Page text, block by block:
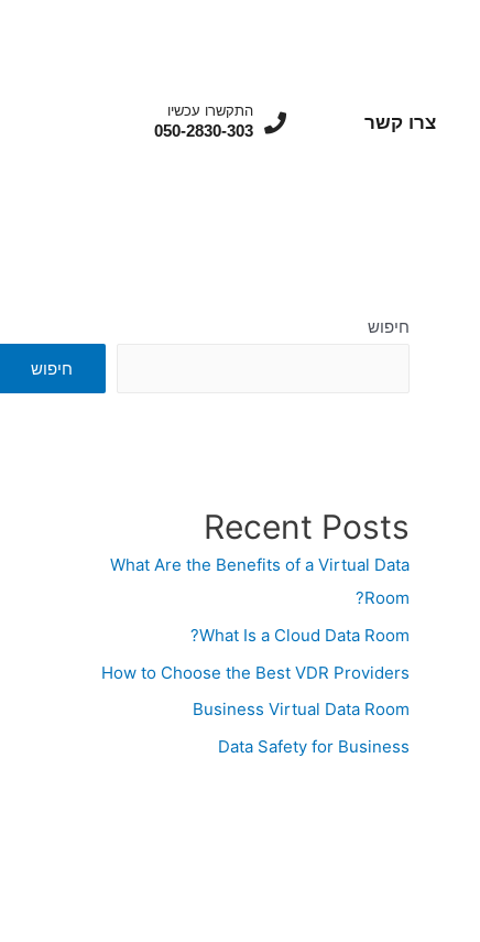
צרו קשר
התקשרו עכשיו
050-2830-303
חיפוש
חיפוש
Recent Posts
What Are the Benefits of a Virtual Data
Room?
What Is a Cloud Data Room?
How to Choose the Best VDR Providers
Business Virtual Data Room
Data Safety for Business